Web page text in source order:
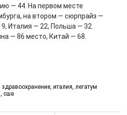
— 44. На первом месте
на втором — сюрпрайз —
Италия — 22, Польша — 32.
— 86 место, Китай — 68.
здравоохранение, италия, легатум
, сша